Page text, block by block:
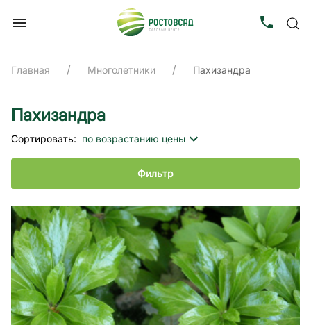
Главная Многолетники Пахизандра
Пахизандра
Сортировать: по возрастанию цены
Фильтр